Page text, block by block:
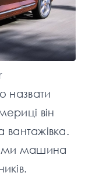
назвати
він
вантажівка.
машина